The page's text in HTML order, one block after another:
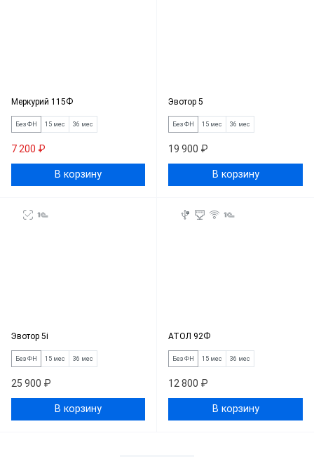
Меркурий 115Ф
Без ФН 15 мес 36 мес
7 200 ₽
В корзину
Эвотор 5
Без ФН 15 мес 36 мес
19 900 ₽
В корзину
Эвотор 5i
Без ФН 15 мес 36 мес
25 900 ₽
В корзину
АТОЛ 92Ф
Без ФН 15 мес 36 мес
12 800 ₽
В корзину